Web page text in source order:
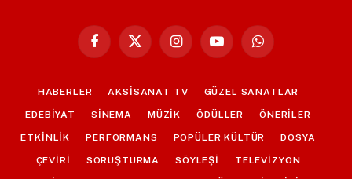
Facebook
X
InstagramYouTubeWhatsApp
HABERLER AKSİSANAT TV GÜZEL SANATLAR
EDEBİYAT SİNEMA MÜZİK ÖDÜLLER ÖNERİLER
ETKİNLİK PERFORMANS POPÜLER KÜLTÜR DOSYA
ÇEVİRİ SORUŞTURMA SÖYLEŞİ TELEVİZYON